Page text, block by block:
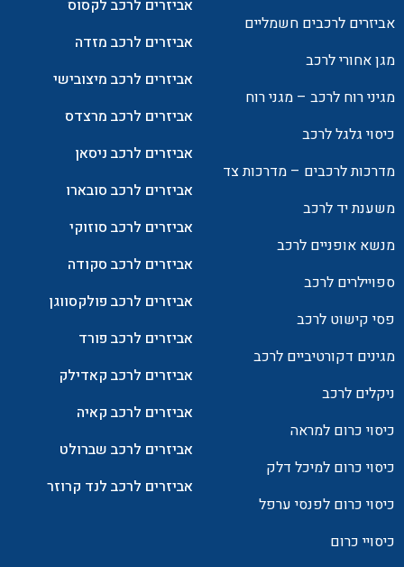
אביזרים לרכבים חשמליים
מגן אחורי לרכב
מגיני רוח לרכב – מגני רוח
כיסוי גלגל לרכב
מדרכות לרכבים – מדרכות צד
משענת יד לרכב
מנשא אופניים לרכב
ספויילרים לרכב
פסי קישוט לרכב
מגינים דקורטיביים לרכב
ניקלים לרכב
כיסוי כרום למראה
כיסוי כרום למיכל דלק
כיסוי כרום לפנסי ערפל
כיסויי כרום
אביזרים לרכב לקסוס
אביזרים לרכב מזדה
אביזרים לרכב מיצובישי
אביזרים לרכב מרצדס
אביזרים לרכב ניסאן
אביזרים לרכב סובארו
אביזרים לרכב סוזוקי
אביזרים לרכב סקודה
אביזרים לרכב פולקסווגן
אביזרים לרכב פורד
אביזרים לרכב קאדילק
אביזרים לרכב קאיה
אביזרים לרכב שברולט
אביזרים לרכב לנד קרוזר